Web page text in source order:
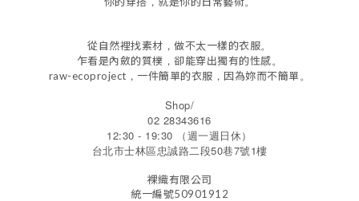
從自然裡找素材 ，做不太一樣的衣服。
乍看是內斂的質樸 ，卻能穿出獨有的性感。
raw-ecoproject ， 一件簡單的衣服 ，因為妳而不簡單。
Shop/
02 28343616
12:30 - 19:30 （週一週日休）
台北市士林區忠誠路二段50巷7號1樓
裸織有限公司
統一編號50901912